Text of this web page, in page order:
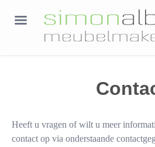
Heeft u vragen of wilt u meer
contact op via onderstaande